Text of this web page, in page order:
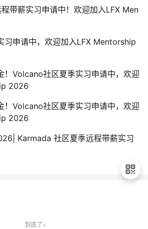
带薪实习申请中！欢迎加入LFX Men
习申请中，欢迎加入LFX Mentorship
Volcano社区夏季实习申请中，欢迎
2026
Volcano社区夏季实习申请中，欢迎
2026
Karmada 社区夏季远程带薪实习
到底了~